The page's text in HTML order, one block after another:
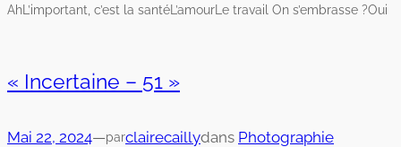
AhL’important, c’est la santéL’amourLe travail On s’embrasse ?Oui
« Incertaine – 51 »
Mai 22, 2024—parclairecaillydans Photographie